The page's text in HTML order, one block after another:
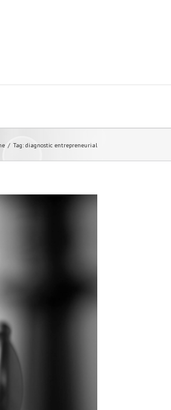
Tag: diagnostic entrepreneurial